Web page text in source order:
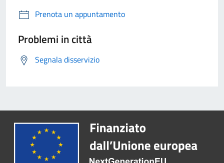
Prenota un appuntamento
Problemi in città
Segnala disservizio